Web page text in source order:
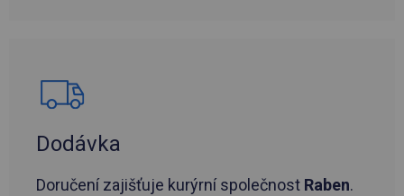
Dodávka
Doručení zajišťuje kurýrní společnost Raben.